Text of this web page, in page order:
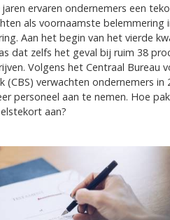
jaren ervaren ondernemers een
als voornaamste belemmering
Aan het begin van het vierde
dat zelfs het geval bij ruim 38
Volgens het Centraal Bureau
(CBS) verwachten ondernemers in
personeel aan te nemen. Hoe
aan?